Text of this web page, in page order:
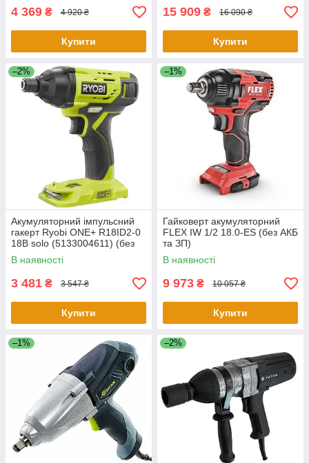
4 369 ₴ 4 920 ₴
Купити
15 909 ₴ 16 090 ₴
Купити
–2%
Акумуляторний імпульсний
гакерт Ryobi ONE+ R18ID2-0
18В solo (5133004611) (без
АКБ і ЗУ)
В наявності
3 481 ₴ 3 547 ₴
Купити
–1%
Гайковерт акумуляторний
FLEX IW 1/2 18.0-ES (без АКБ
та ЗП)
В наявності
9 973 ₴ 10 057 ₴
Купити
–1% –2%